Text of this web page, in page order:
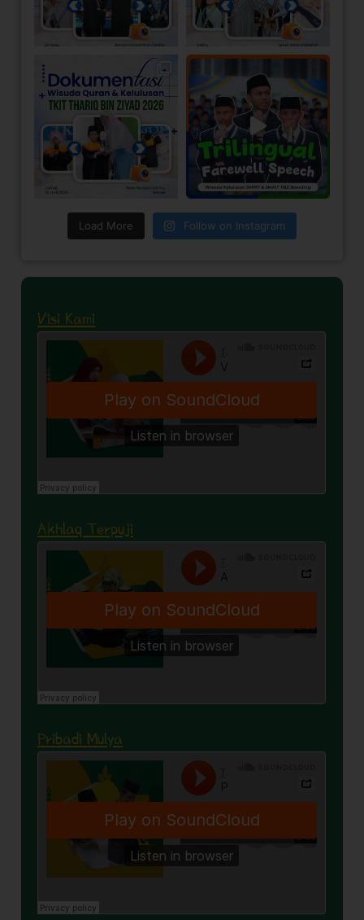
Load More Follow on Instagram
Visi Kami
Akhlaq Terpuji
Pribadi Mulya